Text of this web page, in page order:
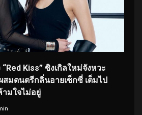
“Red Kiss” ซิงเกิลใหม่จังหวะ
สมดนตรีกลิ่นอายเซ็กซี่ เต็มไป
มใจไม่อยู่